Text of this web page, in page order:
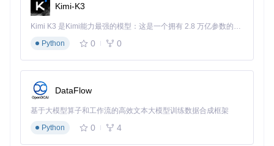
mkdir build && cd
build
CXX=hipcc cmake .. -DAMDGPU_TARGETS=gfx1201
运行性能测试
Kimi-K3
Kimi K3 是Kimi能力最强的模型：这是一个拥有 2.8 万亿参数的混合专家（MoE）模型，具备原生视觉理解能力，并支持 100 万 token 的上下文窗口。
Python
0 0
DataFlow
基于大模型算子和工作流的高效文本大模型训练数据合成框架
Python
0 4